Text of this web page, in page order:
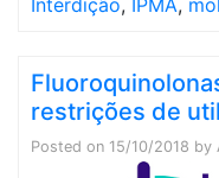
Interdição, IPMA,
restrições de
Posted on 15/10/2018 by